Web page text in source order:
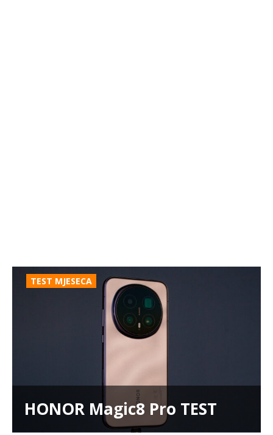
TEST MJESECA
HONOR Magic8 Pro TEST